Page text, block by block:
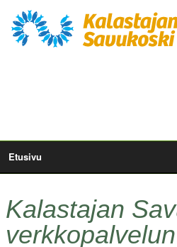
Etusivu
Kosket
Kalastajan
verkkopalvelun